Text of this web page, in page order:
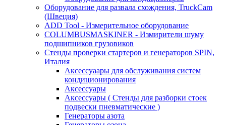
Оборудование для развала схождения, TruckCam
(Швеция)
ADD Tool - Измерительное оборудование
COLUMBUSMASKINER - Измирители шуму
подшипников грузовиков
Стенды проверки стартеров и генераторов SPIN,
Италия
Аксессуаары для обслуживания систем
кондиционирования
Аксессуары
Аксессуары ( Стенды для разборки стоек
подвески пневматические )
Генераторы азота